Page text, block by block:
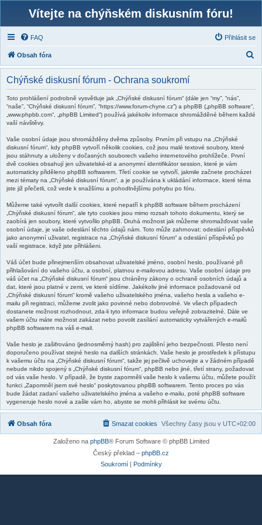
Vítejte na chýňském diskusním fóru!
FAQ Přihlásit se
Obsah fóra
l
Chýňské diskusní fórum - Ochrana soukromí
Toto prohlášení podrobně vysvětluje jak „Chýňské diskusní fórum“ (dále jen “my”, “nás”,
“naše”, “Chýňské diskusní fórum”, “https://www.forum-chyne.cz”) a phpBB („phpBB software“,
„www.phpbb.com“, „phpBB Limited“) používá jakékoliv informace shromážděné během každé
vaší návštěvy.
Vaše osobní údaje jsou shromážděny dvěma způsoby. Prvním při vstupu na „Chýňské
diskusní fórum“, kdy phpBB vytvoří několik cookies, což jsou malé textové soubory, které
jsou stáhnuty a uloženy v dočasných souborech vašeho internetového prohlížeče. První
dvě cookies obsahují jen uživatelské-id a anonymní identifikátor session, které je vám
automaticky přiděleno phpBB softwarem. Třetí cookie se vytvoří, jakmile začnete procházet
mezi tématy na „Chýňské diskusní fórum“, a je používána k ukládání informace, které téma
jste již přečetli, což vede k snažšímu a pohodlnějšímu pohybu po fóru.
Můžeme také vytvořit další cookies, které nepatří k phpBB software během procházení
„Chýňské diskusní fórum“, ale tyto cookies jsou mimo rozsah tohoto dokumentu, který se
zaobírá jen soubory, které vytvořilo phpBB. Druhá možnost jak můžeme shromažďovat vaše
osobní údaje, je vaše odeslání těchto údajů nám. Toto může zahrnovat: odeslání příspěvků
jako anonymní uživatel, registrace na „Chýňské diskusní fórum“ a odeslání příspěvků po
vaší registrace, když jste přihlášeni.
Váš účet bude přinejmenším obsahovat uživatelské jméno, osobní heslo, používané při
přihlašování do vašeho účtu, a osobní, platnou e-mailovou adresu. Vaše osobní údaje pro
váš účet na „Chýňské diskusní fórum“ jsou chráněny zákony o ochraně osobních údajů a
dat, které jsou platné v zemi, ve které sídlíme. Jakékoliv jiné informace požadované od
„Chýňské diskusní fórum“ kromě vašeho uživatelského jména, vašeho hesla a vašeho e-
mailu při registraci, můžeme zvolit jako povinné nebo dobrovolné. Ve všech případech
dostanete možnost rozhodnout, zda-li tyto informace budou veřejně zobrazitelné. Dále ve
vašem účtu máte možnost zakázat nebo povolit zasílání automaticky vytvářených e-mailů
phpBB softwarem na váš e-mail.
Vaše heslo je zašifrováno (jednosměrný hash) pro zajištění jeho bezpečnosti. Přesto není
doporučeno používat stejné heslo na dalších stránkách. Vaše heslo je prostředek k přístupu
k vašemu účtu na „Chýňské diskusní fórum“, takže jej pečlivě uchovejte a v žádném případě
nebude nikdo spojený s „Chýňské diskusní fórum“, phpBB nebo jiné, třetí strany, požadovat
od vás vaše heslo. V případě, že byste zapomněli vaše heslo k vašemu účtu, můžete použít
funkci „Zapomněl jsem své heslo“ poskytovanou phpBB softwarem. Tento proces po vás
bude žádat zadaní vašeho uživatelského jména a vašeho e-mailu, poté phpBB software
vygeneruje heslo nové a zašle vám ho, abyste se mohli přihlásit ke svému účtu.
Obsah fóra Všechny časy jsou v UTC+02:00
Smazat cookies
Založeno na phpBB® Forum Software © phpBB Limited
Český překlad – phpBB.cz
Soukromí| Podmínky